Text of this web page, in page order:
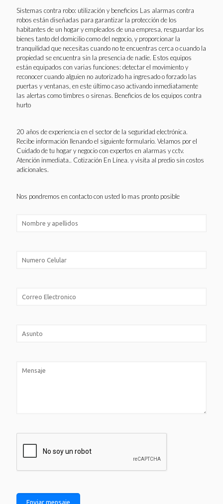
Sistemas contra robo: utilización y beneficios Las alarmas contra
robos están diseñadas para garantizar la protección de los
habitantes de un hogar y empleados de una empresa, resguardar los
bienes tanto del domicilio como del negocio, y proporcionar la
tranquilidad que necesitas cuando no te encuentras cerca o cuando la
propiedad se encuentra sin la presencia de nadie. Estos equipos
están equipados con varias funciones: detectar el movimiento y
reconocer cuando alguien no autorizado ha ingresado o forzado las
puertas y ventanas, en este último caso activando inmediatamente
las alertas como timbres o sirenas. Beneficios de los equipos contra
hurto
20 años de experiencia en el sector de la seguridad electrónica.
Recibe información llenando el siguiente formulario. Velamos por el
Cuidado de tu hogar y negocio con expertos en alarmas y cctv.
Atención inmediata.. Cotización En Línea. y visita al predio sin costos
adicionales.
Nos pondremos en contacto con usted lo mas pronto posible